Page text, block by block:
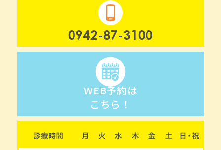
0942-87-3100
WEB予約は
こちら！